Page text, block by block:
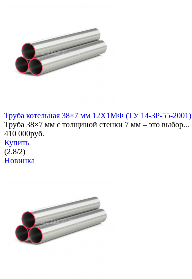
Труба котельная 38×7 мм 12Х1МФ (ТУ 14-3Р-55-2001)
Труба 38×7 мм с толщиной стенки 7 мм – это выбор...
410 000руб.
Купить
(2.8/2)
Новинка